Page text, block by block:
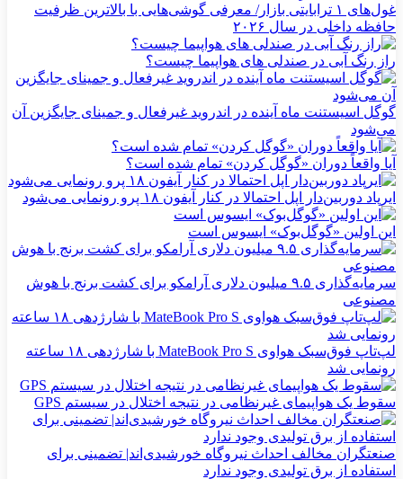
غول‌های ۱ ترابایتی بازار/ معرفی گوشی‌هایی با بالاترین ظرفیت
حافظه داخلی در سال ۲۰۲۶
راز رنگ آبی در صندلی های هواپیما چیست؟
گوگل اسیستنت ماه آینده در اندروید غیرفعال و جمینای جایگزین آن
می‌شود
آیا واقعاً دوران «گوگل کردن» تمام شده است؟
ایرپاد دوربین‌دار اپل احتمالا در کنار آیفون ۱۸ پرو رونمایی می‌شود
این اولین «گوگل‌بوک» ایسوس است
سرمایه‌گذاری ۹.۵ میلیون دلاری آرامکو برای کشت برنج با هوش
مصنوعی
لپ‌تاپ فوق‌سبک هواوی MateBook Pro S با شارژدهی ۱۸ ساعته
رونمایی شد
سقوط یک هواپیمای غیرنظامی در نتیجه اختلال در سیستم‌ GPS
صنعتگران مخالف احداث نیروگاه خورشیدی‌اند| تضمینی برای
استفاده از برق تولیدی وجود ندارد